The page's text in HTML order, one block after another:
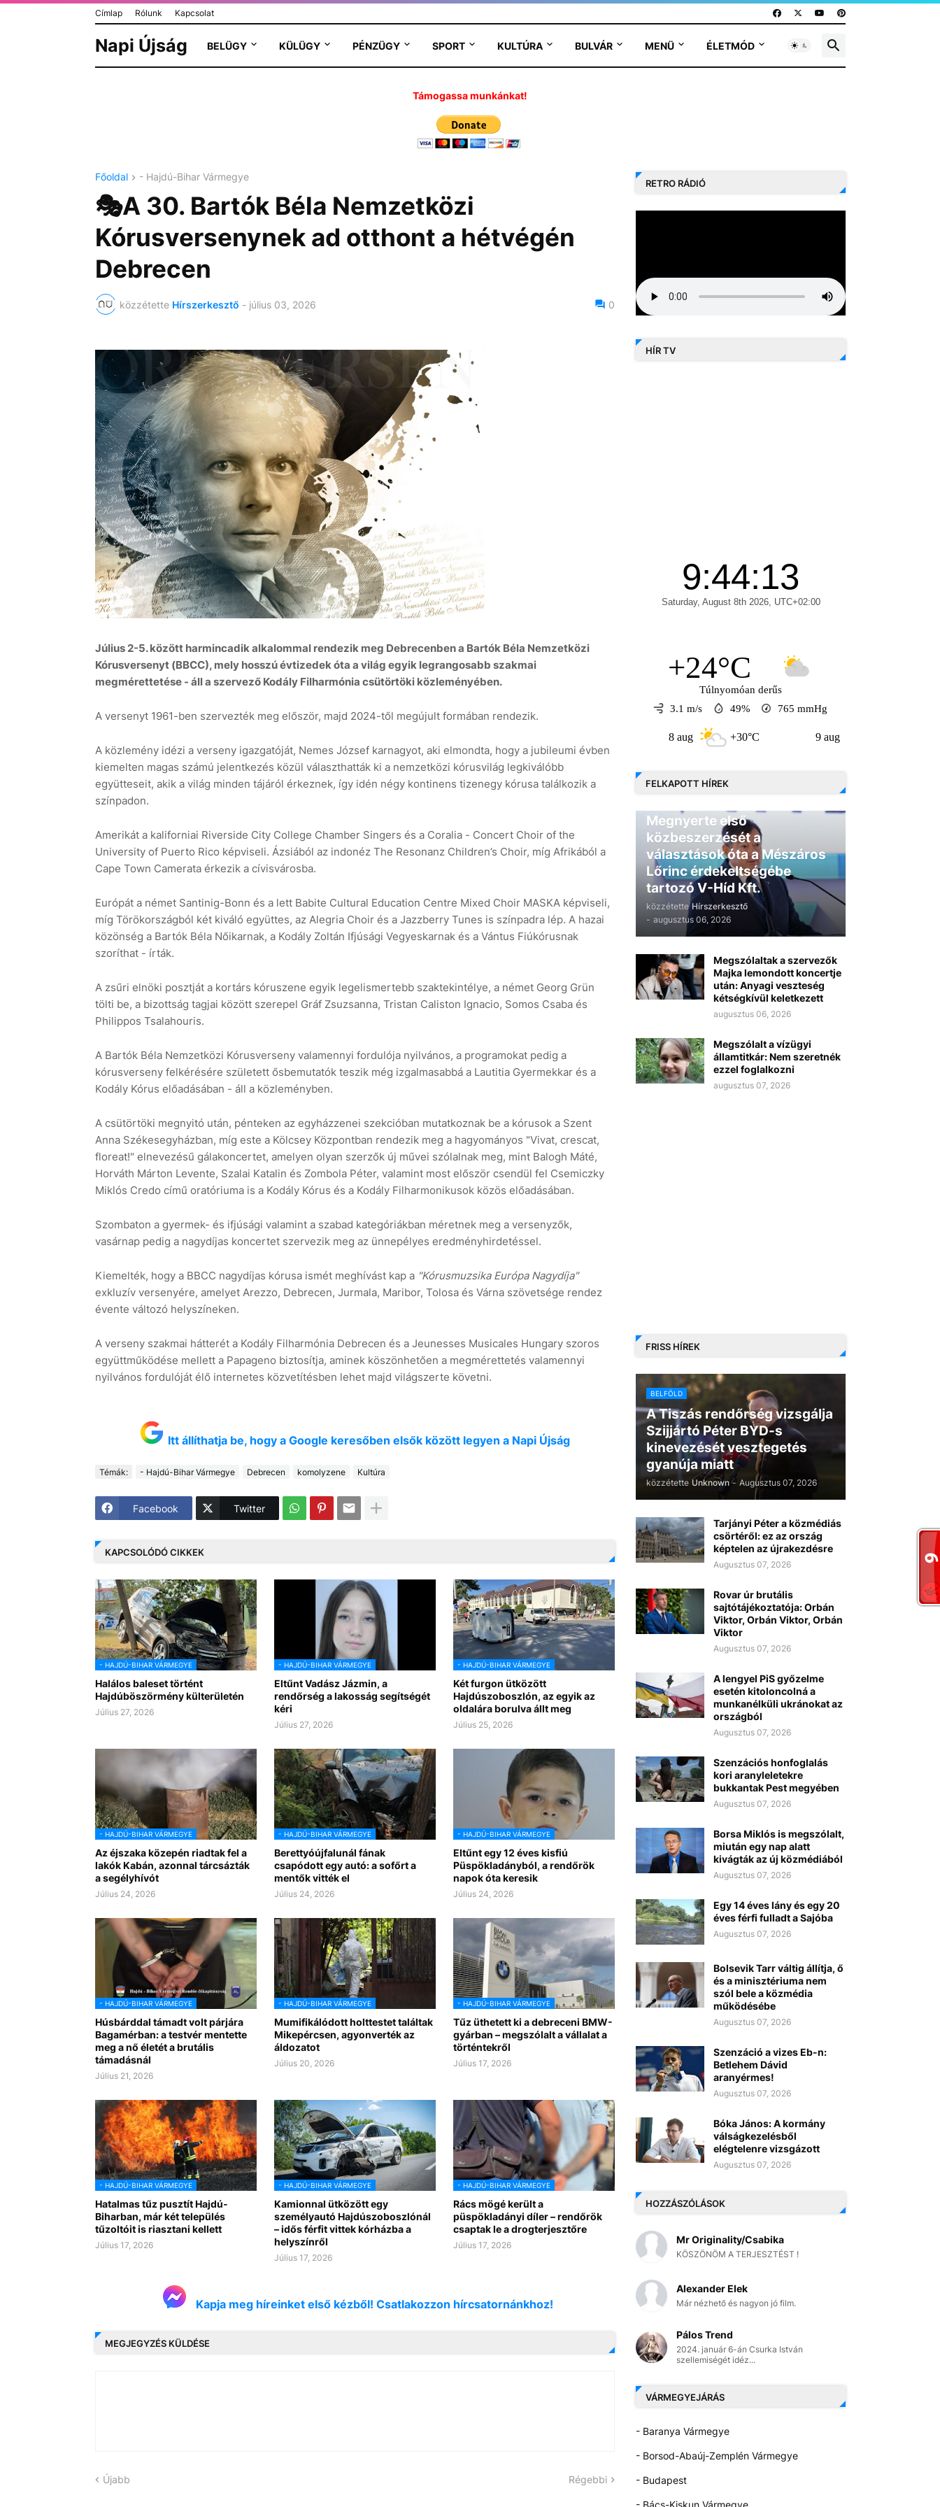
Címlap Rólunk Kapcsolat
Napi Újság BELÜGY KÜLÜGY PÉNZÜGY SPORT KULTÚRA BULVÁR MENÜ ÉLETMÓD
Támogassa munkánkat!
Főoldal - Hajdú-Bihar Vármegye
🎭A 30. Bartók Béla Nemzetközi
Kórusversenynek ad otthont a hétvégén
Debrecen
közzétette Hírszerkesztő - július 03, 2026 0
Július 2-5. között harmincadik alkalommal rendezik meg Debrecenben a Bartók Béla Nemzetközi
Kórusversenyt (BBCC), mely hosszú évtizedek óta a világ egyik legrangosabb szakmai
megmérettetése - áll a szervező Kodály Filharmónia csütörtöki közleményében.
A versenyt 1961-ben szervezték meg először, majd 2024-től megújult formában rendezik.
A közlemény idézi a verseny igazgatóját, Nemes József karnagyot, aki elmondta, hogy a jubileumi évben
kiemelten magas számú jelentkezés közül választhatták ki a nemzetközi kórusvilág legkiválóbb
együtteseit, akik a világ minden tájáról érkeznek, így idén négy kontinens tizenegy kórusa találkozik a
színpadon.
Amerikát a kaliforniai Riverside City College Chamber Singers és a Coralia - Concert Choir of the
University of Puerto Rico képviseli. Ázsiából az indonéz The Resonanz Children’s Choir, míg Afrikából a
Cape Town Camerata érkezik a cívisvárosba.
Európát a német Santinig-Bonn és a lett Babite Cultural Education Centre Mixed Choir MASKA képviseli,
míg Törökországból két kiváló együttes, az Alegria Choir és a Jazzberry Tunes is színpadra lép. A hazai
közönség a Bartók Béla Nőikarnak, a Kodály Zoltán Ifjúsági Vegyeskarnak és a Vántus Fiúkórusnak
szoríthat - írták.
A zsűri elnöki posztját a kortárs kóruszene egyik legelismertebb szaktekintélye, a német Georg Grün
tölti be, a bizottság tagjai között szerepel Gráf Zsuzsanna, Tristan Caliston Ignacio, Somos Csaba és
Philippos Tsalahouris.
A Bartók Béla Nemzetközi Kórusverseny valamennyi fordulója nyilvános, a programokat pedig a
kórusverseny felkérésére született ősbemutatók teszik még izgalmasabbá a Lautitia Gyermekkar és a
Kodály Kórus előadásában - áll a közleményben.
A csütörtöki megnyitó után, pénteken az egyházzenei szekcióban mutatkoznak be a kórusok a Szent
Anna Székesegyházban, míg este a Kölcsey Központban rendezik meg a hagyományos "Vivat, crescat,
floreat!" elnevezésű gálakoncertet, amelyen olyan szerzők új művei szólalnak meg, mint Balogh Máté,
Horváth Márton Levente, Szalai Katalin és Zombola Péter, valamint most először csendül fel Csemiczky
Miklós Credo című oratóriuma is a Kodály Kórus és a Kodály Filharmonikusok közös előadásában.
Szombaton a gyermek- és ifjúsági valamint a szabad kategóriákban méretnek meg a versenyzők,
vasárnap pedig a nagydíjas koncertet szervezik meg az ünnepélyes eredményhirdetéssel.
Kiemelték, hogy a BBCC nagydíjas kórusa ismét meghívást kap a"Kórusmuzsika Európa Nagydíja"
exkluzív versenyére, amelyet Arezzo, Debrecen, Jurmala, Maribor, Tolosa és Várna szövetsége rendez
évente változó helyszíneken.
A verseny szakmai hátterét a Kodály Filharmónia Debrecen és a Jeunesses Musicales Hungary szoros
együttműködése mellett a Papageno biztosítja, aminek köszönhetően a megmérettetés valamennyi
nyilvános fordulóját élő internetes közvetítésben lehet majd világszerte követni.
Itt állíthatja be, hogy a Google keresőben elsők között legyen a Napi Újság
Témák: - Hajdú-Bihar Vármegye Debrecen komolyzene Kultúra
Facebook Twitter
KAPCSOLÓDÓ CIKKEK
- HAJDÚ-BIHAR VÁRMEGYE
Halálos baleset történt
Hajdúböszörmény külterületén
Július 27, 2026
- HAJDÚ-BIHAR VÁRMEGYE
Eltűnt Vadász Jázmin, a
rendőrség a lakosság segítségét
kéri
Július 27, 2026
- HAJDÚ-BIHAR VÁRMEGYE
Két furgon ütközött
Hajdúszoboszlón, az egyik az
oldalára borulva állt meg
Július 25, 2026
- HAJDÚ-BIHAR VÁRMEGYE
Az éjszaka közepén riadtak fel a
lakók Kabán, azonnal tárcsázták
a segélyhívót
Július 24, 2026
- HAJDÚ-BIHAR VÁRMEGYE
Berettyóújfalunál fának
csapódott egy autó: a sofőrt a
mentők vitték el
Július 24, 2026
- HAJDÚ-BIHAR VÁRMEGYE
Eltűnt egy 12 éves kisfiú
Püspökladányból, a rendőrök
napok óta keresik
Július 24, 2026
- HAJDÚ-BIHAR VÁRMEGYE
Húsbárddal támadt volt párjára
Bagamérban: a testvér mentette
meg a nő életét a brutális
támadásnál
Július 21, 2026
- HAJDÚ-BIHAR VÁRMEGYE
Mumifikálódott holttestet találtak
Mikepércsen, agyonverték az
áldozatot
Július 20, 2026
- HAJDÚ-BIHAR VÁRMEGYE
Tűz üthetett ki a debreceni BMW-
gyárban – megszólalt a vállalat a
történtekről
Július 17, 2026
- HAJDÚ-BIHAR VÁRMEGYE
Hatalmas tűz pusztít Hajdú-
Biharban, már két település
tűzoltóit is riasztani kellett
Július 17, 2026
- HAJDÚ-BIHAR VÁRMEGYE
Kamionnal ütközött egy
személyautó Hajdúszoboszlónál
– idős férfit vittek kórházba a
helyszínről
Július 17, 2026
- HAJDÚ-BIHAR VÁRMEGYE
Rács mögé került a
püspökladányi díler – rendőrök
csaptak le a drogterjesztőre
Július 17, 2026
Kapja meg híreinket első kézből! Csatlakozzon hírcsatornánkhoz!
MEGJEGYZÉS KÜLDÉSE
Újabb Régebbi
RETRO RÁDIÓ
HÍR TV
+24°C
Túlnyomóan derűs
3.1 m/s
49% 765 mmHg
+30°C +30°C
FELKAPOTT HÍREK
Megnyerte első
közbeszerzését a
választások óta a Mészáros
Lőrinc érdekeltségébe
tartozó V-Híd Kft.
közzétette Hírszerkesztő
- augusztus 06, 2026
Megszólaltak a szervezők
Majka lemondott koncertje
után: Anyagi veszteség
kétségkívül keletkezett
augusztus 06, 2026
Megszólalt a vízügyi
államtitkár: Nem szeretnék
ezzel foglalkozni
augusztus 07, 2026
FRISS HÍREK
BELFÖLD
A Tiszás rendőrség vizsgálja
Szijjártó Péter BYD-s
kinevezését vesztegetés
gyanúja miatt
közzétette Unknown - Augusztus 07, 2026
Tarjányi Péter a közmédiás
csörtéről: ez az ország
képtelen az újrakezdésre
Augusztus 07, 2026
Rovar úr brutális
sajtótájékoztatója: Orbán
Viktor, Orbán Viktor, Orbán
Viktor
Augusztus 07, 2026
A lengyel PiS győzelme
esetén kitoloncolná a
munkanélküli ukránokat az
országból
Augusztus 07, 2026
Szenzációs honfoglalás
kori aranyleletekre
bukkantak Pest megyében
Augusztus 07, 2026
Borsa Miklós is megszólalt,
miután egy nap alatt
kivágták az új közmédiából
Augusztus 07, 2026
Egy 14 éves lány és egy 20
éves férfi fulladt a Sajóba
Augusztus 07, 2026
Bolsevik Tarr váltig állítja, ő
és a minisztériuma nem
szól bele a közmédia
működésébe
Augusztus 07, 2026
Szenzáció a vizes Eb-n:
Betlehem Dávid
aranyérmes!
Augusztus 07, 2026
Bóka János: A kormány
válságkezelésből
elégtelenre vizsgázott
Augusztus 07, 2026
HOZZÁSZÓLÁSOK
Mr Originality/Csabika
KÖSZÖNÖM A TERJESZTÉST !
Alexander Elek
Már nézhető és nagyon jó film.
Pálos Trend
2024. január 6-án Csurka István
szellemiségét idéz...
VÁRMEGYEJÁRÁS
- Baranya Vármegye
- Borsod-Abaúj-Zemplén Vármegye
- Budapest
- Bács-Kiskun Vármegye